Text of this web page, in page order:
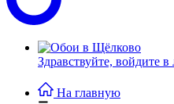
Здравствуйте, войдите
На главную